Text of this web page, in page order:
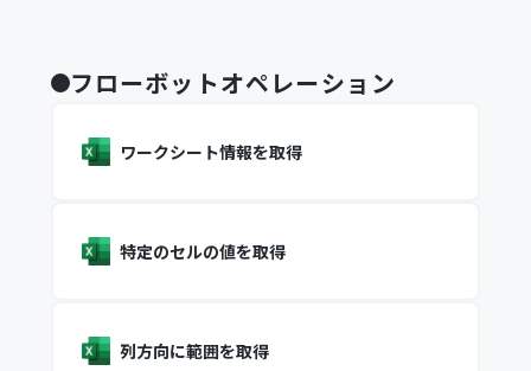
フローボットオペレーション
ワークシート情報を取得
特定のセルの値を取得
列方向に範囲を取得